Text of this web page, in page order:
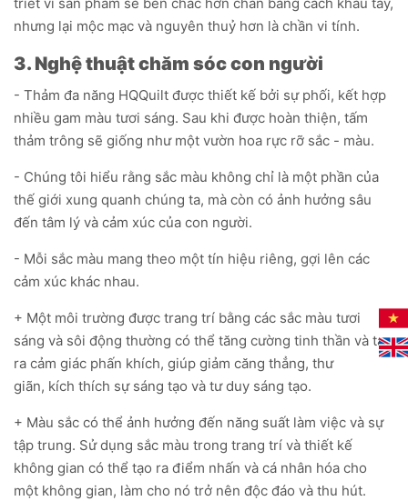
nhưng lại mộc mạc và nguyên thuỷ hơn là chần vi tính.
3. Nghệ thuật chăm sóc con người
- Thảm đa năng HQQuilt được thiết kế bởi sự phối, kết hợp
nhiều gam màu tươi sáng. Sau khi được hoàn thiện, tấm
thảm trông sẽ giống như một vườn hoa rực rỡ sắc - màu.
- Chúng tôi hiểu rằng sắc màu không chỉ là một phần của
thế giới xung quanh chúng ta, mà còn có ảnh hưởng sâu
đến tâm lý và cảm xúc của con người.
- Mỗi sắc màu mang theo một tín hiệu riêng, gợi lên các
cảm xúc khác nhau.
+ Một môi trường được trang trí bằng các sắc màu tươi
sáng và sôi động thường có thể tăng cường tinh thần và tạo
ra cảm giác phấn khích, giúp giảm căng thẳng, thư
giãn, kích thích sự sáng tạo và tư duy sáng tạo.
+ Màu sắc có thể ảnh hưởng đến năng suất làm việc và sự
tập trung. Sử dụng sắc màu trong trang trí và thiết kế
không gian có thể tạo ra điểm nhấn và cá nhân hóa cho
một không gian, làm cho nó trở nên độc đáo và thu hút.